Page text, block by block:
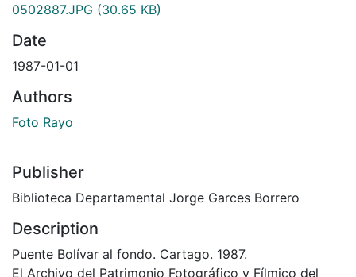
0502887.JPG (30.65 KB)
Date
1987-01-01
Authors
Foto Rayo
Publisher
Biblioteca Departamental Jorge Garces Borrero
Description
Puente Bolívar al fondo. Cartago. 1987.
El Archivo del Patrimonio Fotográfico y Fílmico del